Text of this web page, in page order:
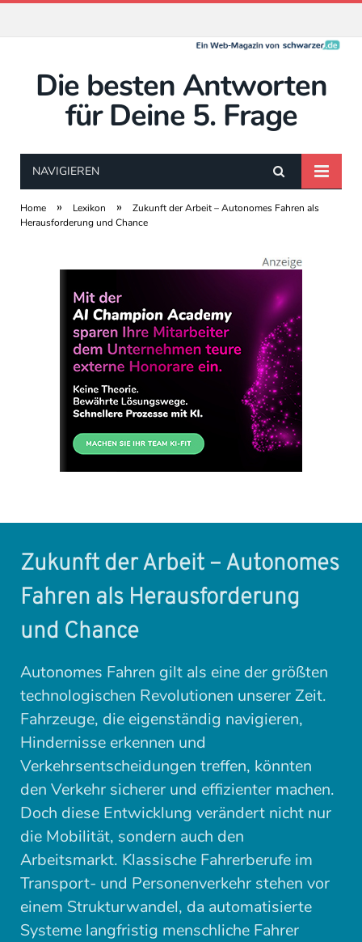
Die besten Antworten
für Deine 5. Frage
NAVIGIEREN
Home » Lexikon »
Zukunft der Arbeit – Autonomes Fahren als
Herausforderung und Chance
Zukunft der Arbeit – Autonomes
Fahren als Herausforderung
und Chance
Autonomes Fahren gilt als eine der größten
technologischen Revolutionen unserer Zeit.
Fahrzeuge, die eigenständig navigieren,
Hindernisse erkennen und
Verkehrsentscheidungen treffen, könnten
den Verkehr sicherer und effizienter machen.
Doch diese Entwicklung verändert nicht nur
die Mobilität, sondern auch den
Arbeitsmarkt. Klassische Fahrerberufe im
Transport- und Personenverkehr stehen vor
einem Strukturwandel, da automatisierte
Systeme langfristig menschliche Fahrer